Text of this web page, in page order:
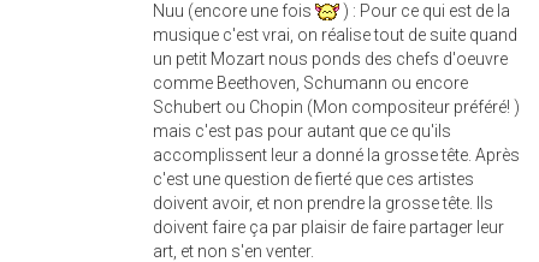
Nuu (encore une fois
) : Pour ce qui est de la
musique c'est vrai, on réalise tout de suite quand
un petit Mozart nous ponds des chefs d'oeuvre
comme Beethoven, Schumann ou encore
Schubert ou Chopin (Mon compositeur préféré! )
mais c'est pas pour autant que ce qu'ils
accomplissent leur a donné la grosse tête. Après
c'est une question de fierté que ces artistes
doivent avoir, et non prendre la grosse tête. Ils
doivent faire ça par plaisir de faire partager leur
art, et non s'en venter.